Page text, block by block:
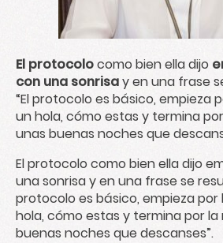
El protocolocomo bien ella dijo
con una sonrisay en una frase
“El protocolo es básico, empieza
un hola, cómo estas y termina
unas buenas noches que
El protocolo como bien ella dijo
una sonrisa y en una frase se
protocolo es básico, empieza
hola, cómo estas y termina por
buenas noches que descanses”.